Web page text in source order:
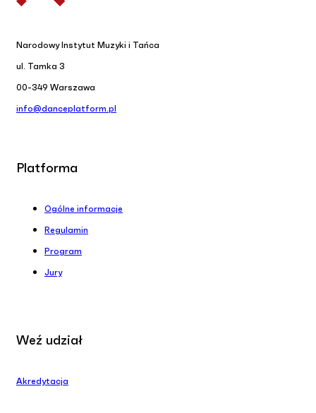
Narodowy Instytut Muzyki i Tańca
ul. Tamka 3
00-349 Warszawa
info@danceplatform.pl
Platforma
Ogólne informacje
Regulamin
Program
Jury
Weź udział
Akredytacja